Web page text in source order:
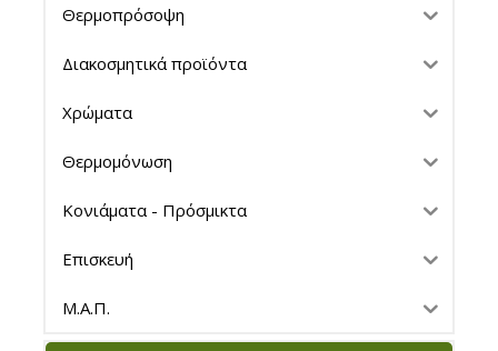
Θερμοπρόσοψη
Διακοσμητικά προϊόντα
Χρώματα
Θερμομόνωση
Κονιάματα - Πρόσμικτα
Επισκευή
Μ.Α.Π.